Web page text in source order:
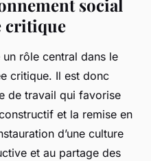
social
critique
un rôle central dans le
critique. Il est donc
de travail qui favorise
et la remise en
d’une culture
et au partage des